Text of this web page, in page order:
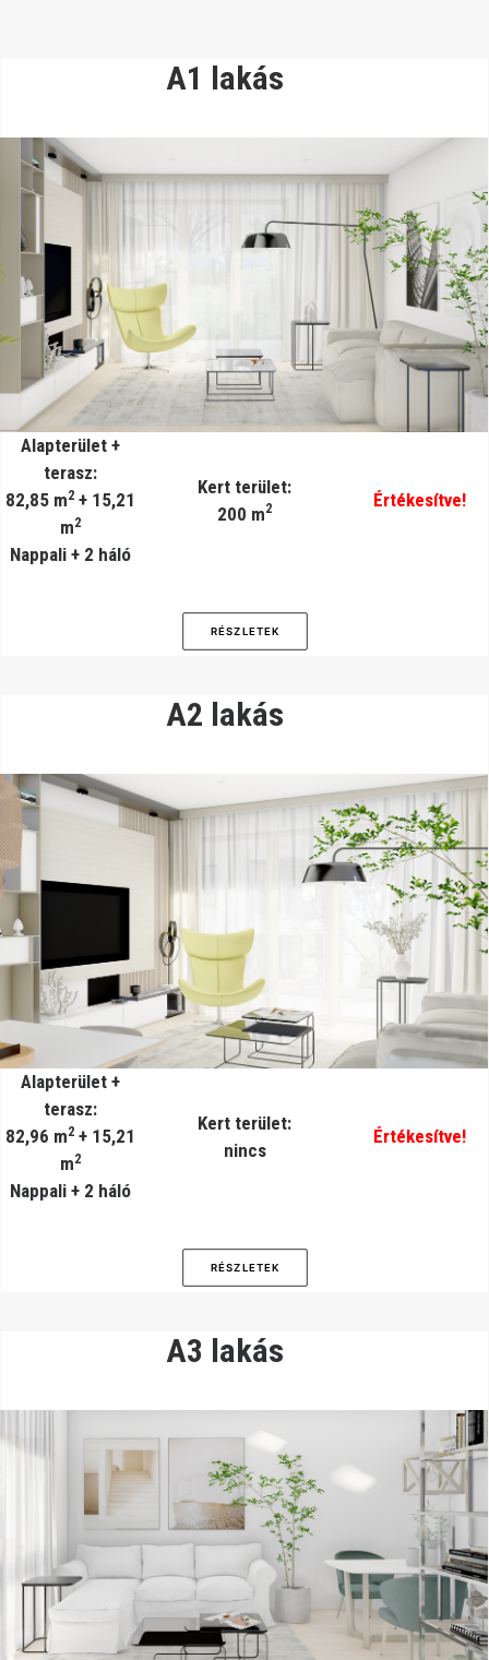
A1 lakás
Alapterület +
terasz:
82,85 m2+ 15,21
m2
Nappali + 2 háló
Kert terület:
200 m2 Értékesítve!
RÉSZLETEK
A2 lakás
Alapterület +
terasz:
82,96 m2+ 15,21
m2
Nappali + 2 háló
Kert terület:
nincs
Értékesítve!
RÉSZLETEK
A3 lakás